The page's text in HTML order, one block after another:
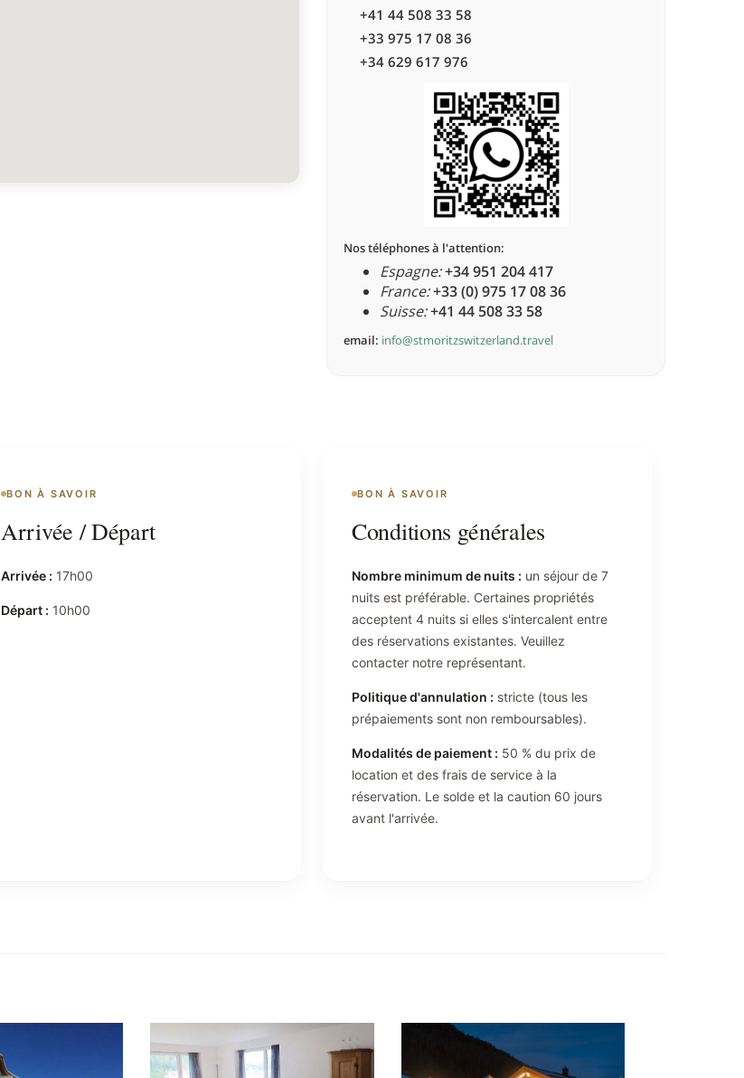
+41 44 508 33 58
+33 975 17 08 36
+34 629 617 976
Nos téléphones à l'attention:
Espagne:+34 951 204 417
France:+33 (0) 975 17 08 36
Suisse:+41 44 508 33 58
email: info@stmoritzswitzerland.travel
BON À SAVOIR
Arrivée / Départ
Arrivée : 17h00
Départ : 10h00
BON À SAVOIR
Conditions générales
Nombre minimum de nuits : un séjour de 7
nuits est préférable. Certaines propriétés
acceptent 4 nuits si elles s'intercalent entre
des réservations existantes. Veuillez
contacter notre représentant.
Politique d'annulation : stricte (tous les
prépaiements sont non remboursables).
Modalités de paiement : 50 % du prix de
location et des frais de service à la
réservation. Le solde et la caution 60 jours
avant l'arrivée.